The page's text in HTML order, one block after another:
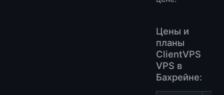
Цены и
планы
ClientVPS
VPS в
Бахрейне: